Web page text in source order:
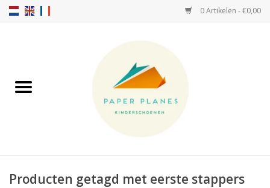
0 Artikelen - €0,00
FW26-27
Producten getagd met eerste stappers